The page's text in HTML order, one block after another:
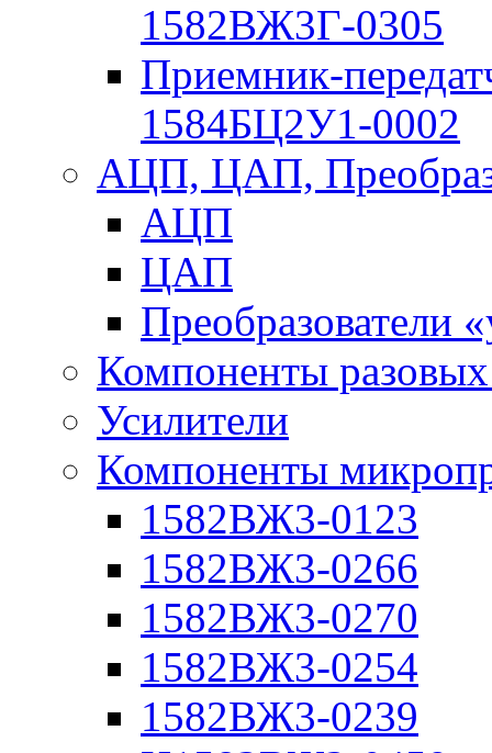
1582ВЖ3Г-0305
Приемник-
1584БЦ2У1-0002
АЦП, ЦАП,
АЦП
ЦАП
Компоненты
Усилители
Компоненты
1582ВЖ3-0123
1582ВЖ3-0266
1582ВЖ3-0270
1582ВЖ3-0254
1582ВЖ3-0239